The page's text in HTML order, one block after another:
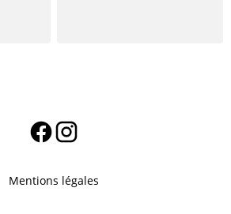
Mentions légales